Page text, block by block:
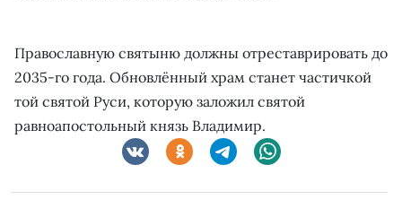
Православную святыню должны отреставрировать до
2035-го года. Обновлённый храм станет частичкой
той святой Руси, которую заложил святой
равноапостольный князь Владимир.